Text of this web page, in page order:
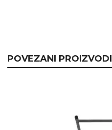
POVEZANI PROIZVODI